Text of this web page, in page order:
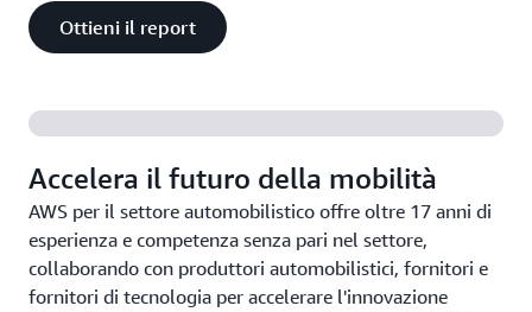
Ottieni il report
Accelera il futuro della mobilità
AWS per il settore automobilistico offre oltre 17 anni di
esperienza e competenza senza pari nel settore,
collaborando con produttori automobilistici, fornitori e
fornitori di tecnologia per accelerare l'innovazione